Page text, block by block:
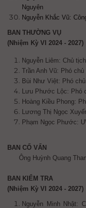
Nguyên
Nguyễn Khắc Vũ:
BAN THƯỜNG VỤ
(Nhiệm Kỳ VI 2024 - 2027)
Nguyễn Liêm: Chủ tịch
Trần Anh Vũ: Phó
Bùi Như Việt: Phó
Lưu Phước Lộc: Phó
Hoàng Kiều Phong:
Lương Thị Ngọc
Phạm Ngọc Phước:
BAN CỐ VẤN
Ông Huỳnh Quang
BAN KIỂM TRA
(Nhiệm Kỳ VI 2024 - 2027)
Nguyễn Minh Nhật: